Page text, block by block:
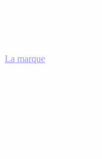
La marque